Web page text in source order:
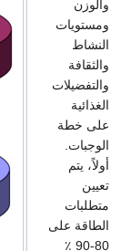
والوزن
ومستويات
النشاط
والثقافة
والتفضيلات
الغذائية
على خطة
الوجبات.
أولاً، يتم
تعيين
متطلبات
الطاقة على
80-90 ٪